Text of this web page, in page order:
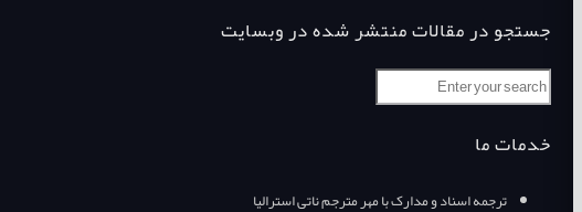
جستجو در مقالات منتشر شده در وبسایت
خدمات ما
ترجمه اسناد و مدارک با مهر مترجم ناتی استرالیا